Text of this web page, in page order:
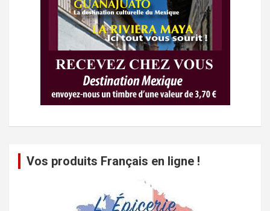
Vos produits Français en ligne !